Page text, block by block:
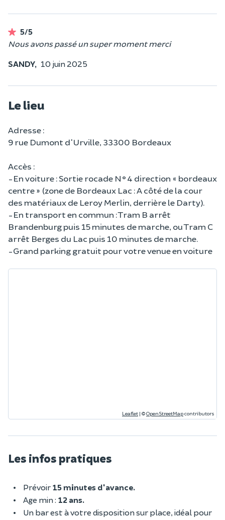
5/5
Nous avons passé un super moment merci
SANDY, 10 juin 2025
Le lieu
Adresse :
9 rue Dumont d'Urville, 33300 Bordeaux
Accès :
-En voiture : Sortie rocade N°4 direction « bordeaux
centre » (zone de Bordeaux Lac : A côté de la cour
des matériaux de Leroy Merlin, derrière le Darty).
-En transport en commun : Tram B arrêt
Brandenburg puis 15 minutes de marche, ou Tram C
arrêt Berges du Lac puis 10 minutes de marche.
-Grand parking gratuit pour votre venue en voiture
Leaflet | ©OpenStreetMapcontributors
Les infos pratiques
Prévoir 15 minutes d'avance.
Age min : 12 ans.
Un bar est à votre disposition sur place, idéal pour